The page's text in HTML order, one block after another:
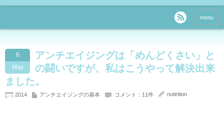
menu
6
May
アンチエイジングは「めんどくさい」と
の闘いですが、私はこうやって解決出来
ました。
2014 アンチエイジングの基本 コメント：11件 nutirition